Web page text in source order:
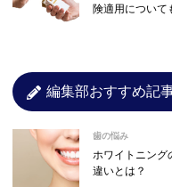
険適用について
編集部おすすめ記
歯の悩み
ホワイトニング
違いとは？